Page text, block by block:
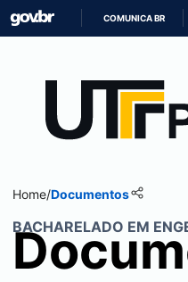
COMUNICA BR
Home/Documentos
BACHARELADO EM